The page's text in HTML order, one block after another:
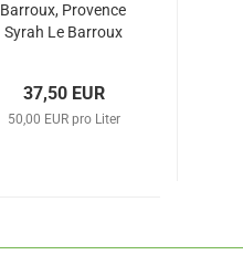
Barroux, Provence
Syrah Le Barroux
37,50 EUR
50,00 EUR pro Liter